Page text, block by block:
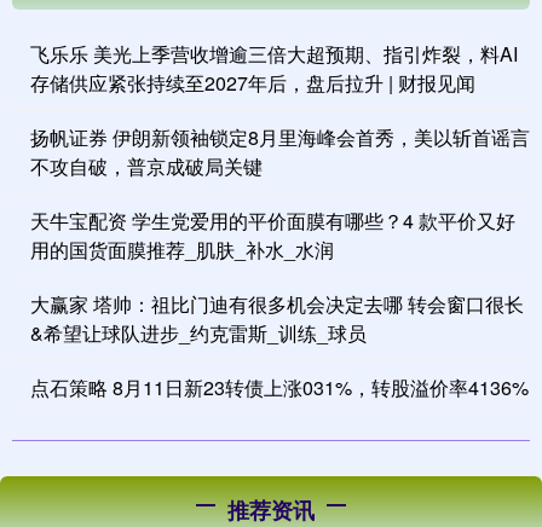
飞乐乐 美光上季营收增逾三倍大超预期、指引炸裂，料AI
存储供应紧张持续至2027年后，盘后拉升 | 财报见闻
扬帆证券 伊朗新领袖锁定8月里海峰会首秀，美以斩首谣言
不攻自破，普京成破局关键
天牛宝配资 学生党爱用的平价面膜有哪些？4 款平价又好
用的国货面膜推荐_肌肤_补水_水润
大赢家 塔帅：祖比门迪有很多机会决定去哪 转会窗口很长
&希望让球队进步_约克雷斯_训练_球员
点石策略 8月11日新23转债上涨031%，转股溢价率4136%
推荐资讯